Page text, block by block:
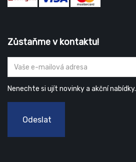
Zůstaňme v kontaktu!
Nenechte si ujít novinky a akční nabídky.
Odeslat